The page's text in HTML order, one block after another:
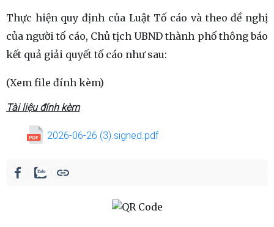
Thực hiện quy định của Luật Tố cáo và theo đề nghị
của người tố cáo, Chủ tịch UBND thành phố thông báo
kết quả giải quyết tố cáo như sau:
(Xem file đính kèm)
Tài liệu đính kèm
2026-06-26 (3).signed.pdf